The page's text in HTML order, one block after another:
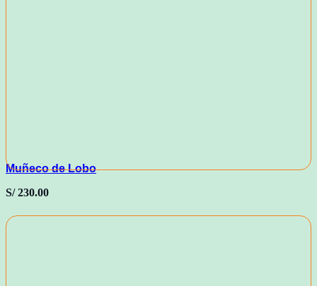
Muñeco de Lobo
S/230.00